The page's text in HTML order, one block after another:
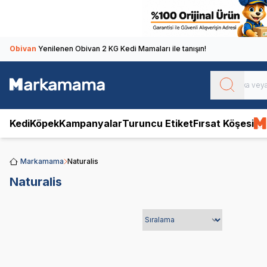
Obivan Yenilenen Obivan 2 KG Kedi Mamaları ile tanışın!
KediKöpekKampanyalarTuruncu EtiketFırsat Köşesi
Markamama Naturalis
Naturalis